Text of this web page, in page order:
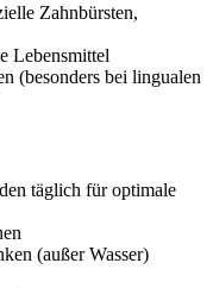
Zahnbürsten,
Lebensmittel
(besonders bei lingualen
täglich für optimale
(außer Wasser)